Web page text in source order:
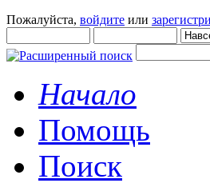
Пожалуйста, войдите или
Начало
Помощь
Поиск